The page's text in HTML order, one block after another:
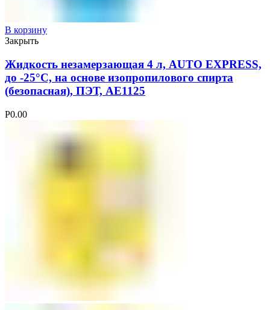
В корзину
Закрыть
Жидкость незамерзающая 4 л, AUTO EXPRESS,
до -25°С, на основе изопропилового спирта
(безопасная), ПЭТ, AE1125
Р0.00